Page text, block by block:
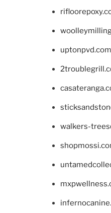
uptonpvd.com
walkers-